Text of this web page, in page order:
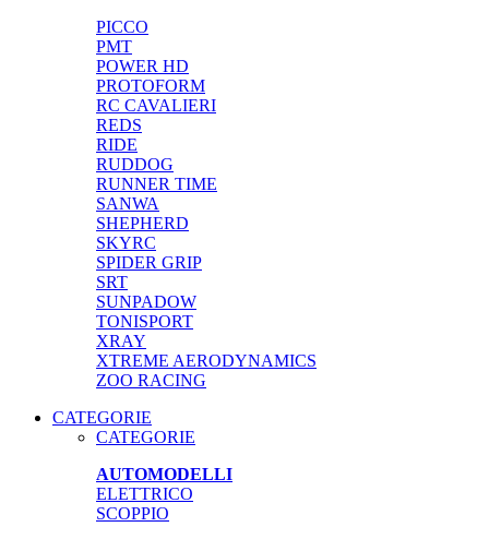
PICCO
PMT
POWER HD
PROTOFORM
RC CAVALIERI
REDS
RIDE
RUDDOG
RUNNER TIME
SANWA
SHEPHERD
SKYRC
SPIDER GRIP
SRT
SUNPADOW
TONISPORT
XRAY
XTREME AERODYNAMICS
ZOO RACING
CATEGORIE
CATEGORIE
AUTOMODELLI
ELETTRICO
SCOPPIO